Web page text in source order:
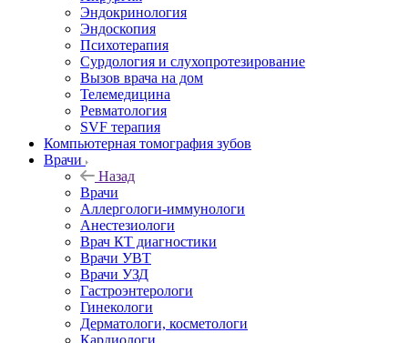
Эндокринология
Эндоскопия
Психотерапия
Сурдология и слухопротезирование
Вызов врача на дом
Телемедицина
Ревматология
SVF терапия
Компьютерная томография зубов
Врачи
Назад
Врачи
Аллергологи-иммунологи
Анестезиологи
Врач КТ диагностики
Врачи УВТ
Врачи УЗД
Гастроэнтерологи
Гинекологи
Дерматологи, косметологи
Кардиологи